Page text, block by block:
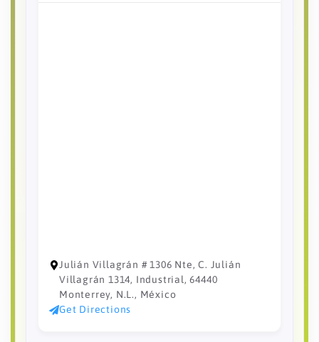
Julián Villagrán # 1306 Nte, C. Julián
Villagrán 1314, Industrial, 64440
Monterrey, N.L., México
Get Directions